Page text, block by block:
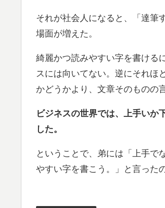
それが社会人になると、「達筆
場面が増えた。
綺麗かつ読みやすい字を書ける
スには向いてない。逆にそれほ
かどうかより、文章そのものの
ビジネスの世界では、上手いか
した。
ということで、弟には「上手で
やすい字を書こう。」と言った